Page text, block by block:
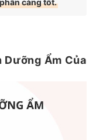
càng tốt.
Dưỡng Ẩm Của